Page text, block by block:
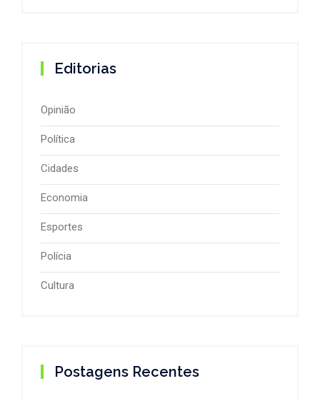
Editorias
Opinião
Política
Cidades
Economia
Esportes
Polícia
Cultura
Postagens Recentes